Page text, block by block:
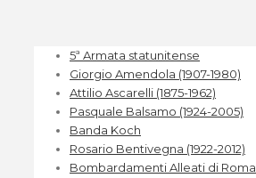
5ª Armata statunitense
Giorgio Amendola (1907-1980)
Attilio Ascarelli (1875-1962)
Pasquale Balsamo (1924-2005)
Banda Koch
Rosario Bentivegna (1922-2012)
Bombardamenti Alleati di Roma